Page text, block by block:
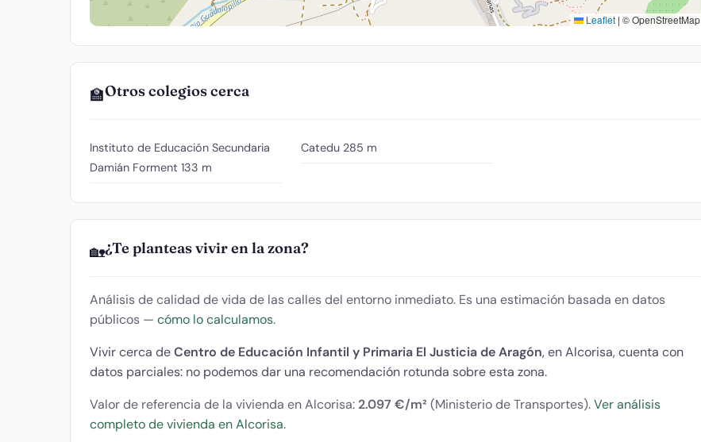
Leaflet | © OpenStreetMap
🏫Otros colegios cerca
Instituto de Educación Secundaria
Damián Forment 133 m
Catedu 285 m
🏡¿Te planteas vivir en la zona?
Análisis de calidad de vida de las calles del entorno inmediato. Es una estimación basada en datos
públicos — cómo lo calculamos.
Vivir cerca deCentro de Educación Infantil y Primaria El Justicia de Aragón, en Alcorisa, cuenta con
datos parciales: no podemos dar una recomendación rotunda sobre esta zona.
Valor de referencia de la vivienda en Alcorisa: 2.097 €/m² (Ministerio de Transportes).Ver análisis
completo de vivienda en Alcorisa.